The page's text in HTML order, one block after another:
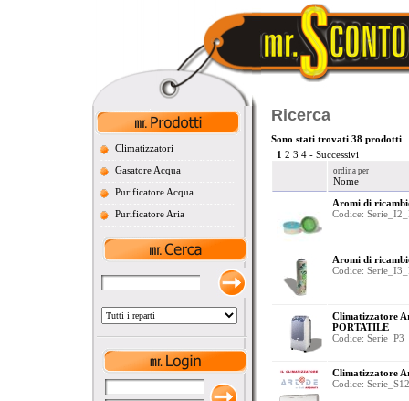
Climatizzatori
Gasatore Acqua
Purificatore Acqua
Purificatore Aria
Ricerca
Sono stati trovati 38 prodotti
1 2 3 4- Successivi
ordina per
Nome
Aromi di
Codice:
Aromi di
Codice:
Climatizzatore
PORTATILE
Codice: Serie_P3
Climatizzatore
Codice: Serie_S12